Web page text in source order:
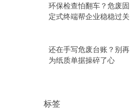
环保检查怕翻车？危废固
定式终端帮企业稳稳过关
还在手写危废台账？别再
为纸质单据操碎了心
标签